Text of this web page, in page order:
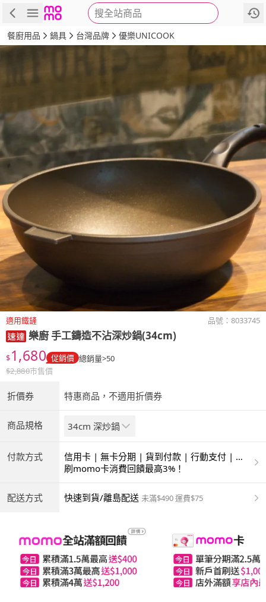
搜全站商品
商品 評價 詳情
餐廚用品 鍋具 台灣品牌 優樂UNICOOK
適用鐵鏟 品號： 8033745
樂廚 手工鑄造不沾深炒鍋(34cm)
$1,680 促銷價 總銷量>50
$2,880市售價
折價券 特惠商品，不適用折價券
商品規格 34cm 深炒鍋
付款方式
信用卡 | 無卡分期 | 貨到付款 | 行動支付 | 超
商付款 | ATM | 銀聯卡
刷momo卡消費回饋最高3%！
配送方式 快速到貨/離島配送 未滿$490 運費$75